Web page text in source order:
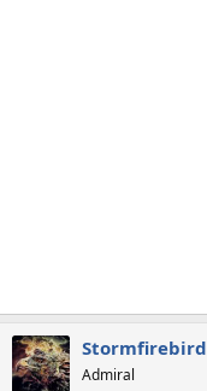
Stormfirebird
Admiral